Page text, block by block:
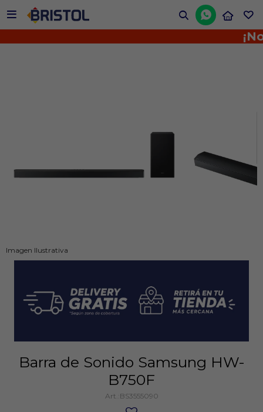


¡No te
Imagen Ilustrativa
Barra de Sonido Samsung HW-
B750F
BS3555090